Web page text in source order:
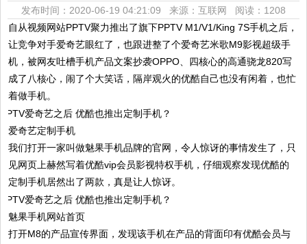
发布时间：2020-06-19 04:21:09 来源：互联网 阅读：1208
自从视频网站PPTV聚力推出了旗下PPTV M1/V1/King 7S手机之后，
让竞争对手爱奇艺眼红了，也跟进整了个爱奇艺米歌M9影视超级手
机，被网友吐槽手机产品文案抄袭OPPO、四核心的高通骁龙820写
成了八核心，闹了个大笑话，隔岸观火的优酷自己也没有闲着，也忙
着做手机。
爱奇艺定制手机
我们打开一家叫做魅果手机品牌的官网，令人惊讶的事情发生了，只
见网页上赫然写着优酷vip会员影视特权手机，仔细观察发现优酷的
定制手机居然出了两款，真是让人惊讶。
魅果手机网站首页
打开M8的产品宣传界面，发现该手机在产品的背面印有优酷会员与